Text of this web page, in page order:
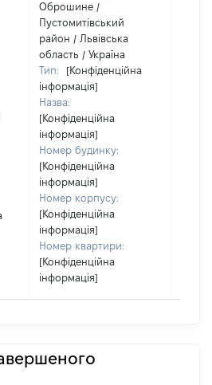
Оброшине /
Пустомитівський
район / Львівська
область / Україна
Тип:
[Конфіденційна
інформація]
Назва:
[Конфіденційна
інформація]
Номер будинку:
[Конфіденційна
інформація]
Номер корпусу:
[Конфіденційна
інформація]
Номер квартири:
[Конфіденційна
інформація]